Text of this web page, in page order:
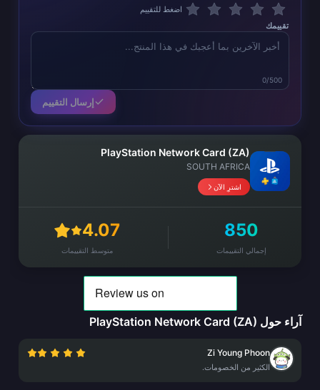
اضغط للتقييم
تقييمك
0/500
إرسال التقييم
PlayStation Network Card (ZA)
SOUTH AFRICA
اشترِ الآن
850
إجمالي التقييمات
4.07
متوسط التقييمات
آراء حول PlayStation Network Card (ZA)
Zi Young Phoon
الكثير من الخصومات.